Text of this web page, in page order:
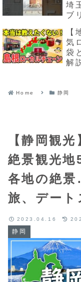
埼
ブ
【
気
袋
解
Home 静岡
【静岡観
絶景観光地
各地の絶
旅、デート
静岡
2023.04.16